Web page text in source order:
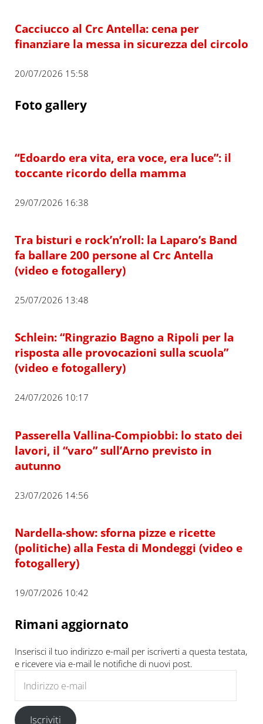
Cacciucco al Crc Antella: cena per
finanziare la messa in sicurezza del circolo
20/07/2026 15:58
Foto gallery
“Edoardo era vita, era voce, era luce”: il
toccante ricordo della mamma
29/07/2026 16:38
Tra bisturi e rock’n’roll: la Laparo’s Band
fa ballare 200 persone al Crc Antella
(video e fotogallery)
25/07/2026 13:48
Schlein: “Ringrazio Bagno a Ripoli per la
risposta alle provocazioni sulla scuola”
(video e fotogallery)
24/07/2026 10:17
Passerella Vallina-Compiobbi: lo stato dei
lavori, il “varo” sull’Arno previsto in
autunno
23/07/2026 14:56
Nardella-show: sforna pizze e ricette
(politiche) alla Festa di Mondeggi (video e
fotogallery)
19/07/2026 10:42
Rimani aggiornato
Inserisci il tuo indirizzo e-mail per iscriverti a questa testata,
e ricevere via e-mail le notifiche di nuovi post.
Iscriviti